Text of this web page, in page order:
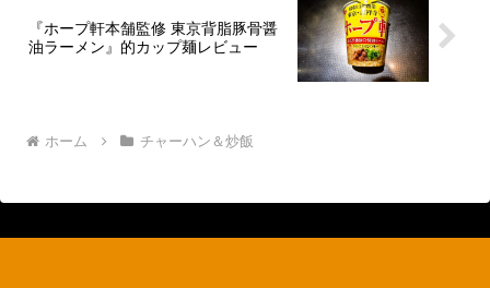
『ホープ軒本舗監修 東京背脂豚骨醤
油ラーメン』的カップ麺レビュー
ホーム チャーハン＆炒飯